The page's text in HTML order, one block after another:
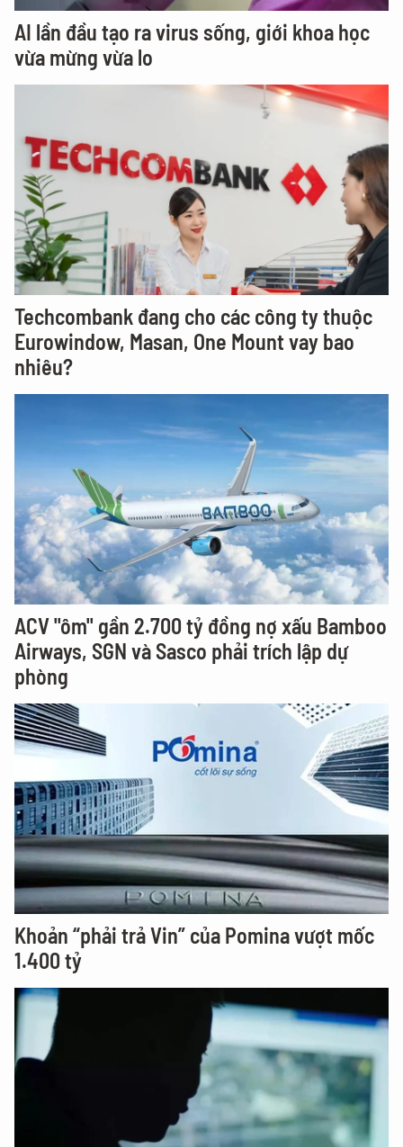
AI lần đầu tạo ra virus sống, giới khoa học
vừa mừng vừa lo
Techcombank đang cho các công ty thuộc
Eurowindow, Masan, One Mount vay bao
nhiêu?
ACV "ôm" gần 2.700 tỷ đồng nợ xấu Bamboo
Airways, SGN và Sasco phải trích lập dự
phòng
Khoản “phải trả Vin” của Pomina vượt mốc
1.400 tỷ